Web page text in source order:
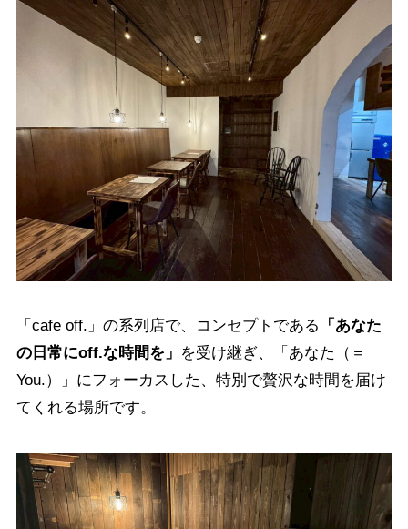
「cafe off.」の系列店で、コンセプトである
「あなた
の日常にoff.な時間を」 を受け継ぎ、「あなた（＝
You.）」にフォーカスした、特別で贅沢な時間を届け
てくれる場所です。